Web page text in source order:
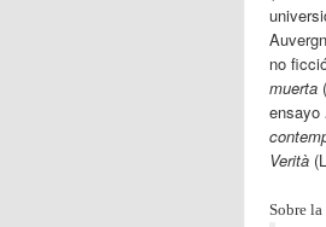
no
muerta
ensayo
Verità
Sobre